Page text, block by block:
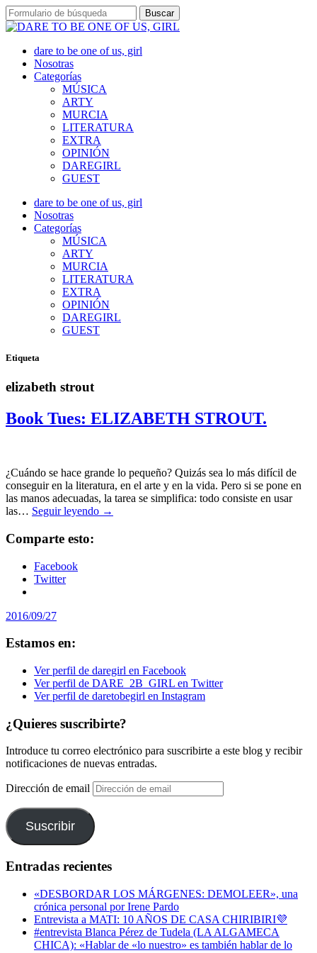
dare to be one of us, girl
Nosotras
Categorías
MÚSICA
ARTY
MURCIA
LITERATURA
EXTRA
OPINIÓN
DAREGIRL
GUEST
dare to be one of us, girl
Nosotras
Categorías
MÚSICA
ARTY
MURCIA
LITERATURA
EXTRA
OPINIÓN
DAREGIRL
GUEST
Etiqueta
elizabeth strout
Book Tues: ELIZABETH STROUT.
¿Cuándo se hace grande lo pequeño? Quizás sea lo más difícil de
conseguir en la literatura, en el arte y en la vida. Pero si se pone en
las manos adecuadas, la tarea se simplifica: todo consiste en usar
las… Seguir leyendo →
Comparte esto:
Facebook
Twitter
2016/09/27
Estamos en:
Ver perfil de daregirl en Facebook
Ver perfil de DARE_2B_GIRL en Twitter
Ver perfil de daretobegirl en Instagram
¿Quieres suscribirte?
Introduce tu correo electrónico para suscribirte a este blog y recibir
notificaciones de nuevas entradas.
Dirección de email
Suscribir
Entradas recientes
«DESBORDAR LOS MÁRGENES: DEMOLEER», una
crónica personal por Irene Pardo
Entrevista a MATI: 10 AÑOS DE CASA CHIRIBIRI💜
#entrevista Blanca Pérez de Tudela (LA ALGAMECA
CHICA): «Hablar de «lo nuestro» es también hablar de lo